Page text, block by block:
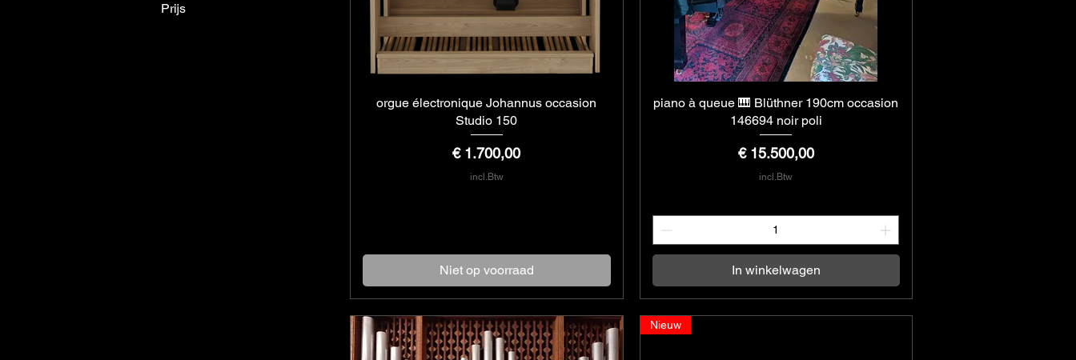
Prijs
Snel overzicht
orgue électronique Johannus occasion
Studio 150
Prijs
€ 1.700,00
incl.Btw
Niet op voorraad
Snel overzicht
piano à queue 🎹 Blüthner 190cm occasion
146694 noir poli
Prijs
€ 15.500,00
incl.Btw
In winkelwagen
Nieuw